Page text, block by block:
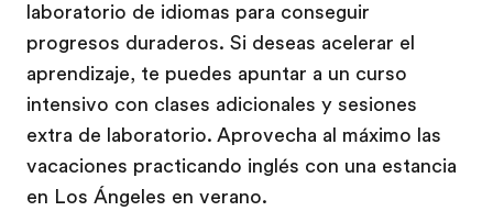
laboratorio de idiomas para conseguir
progresos duraderos. Si deseas acelerar el
aprendizaje, te puedes apuntar a un curso
intensivo con clases adicionales y sesiones
extra de laboratorio. Aprovecha al máximo las
vacaciones practicando inglés con una estancia
en Los Ángeles en verano.